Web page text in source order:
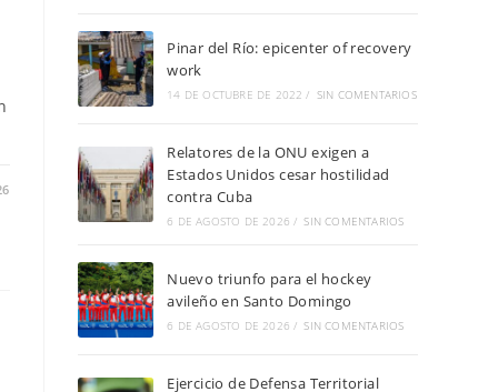
Pinar del Río: epicenter of recovery
work
14 DE OCTUBRE DE 2022 / SIN COMENTARIOS
Relatores de la ONU exigen a
Estados Unidos cesar hostilidad
contra Cuba
6 DE AGOSTO DE 2026 / SIN COMENTARIOS
Nuevo triunfo para el hockey
avileño en Santo Domingo
6 DE AGOSTO DE 2026 / SIN COMENTARIOS
Ejercicio de Defensa Territorial